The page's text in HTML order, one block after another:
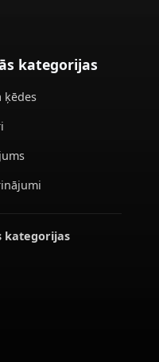
kategorijas
ķēdes
kategorijas